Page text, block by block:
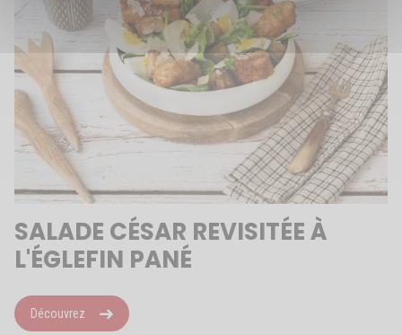
SALADE CÉSAR REVISITÉE À
L'ÉGLEFIN PANÉ
Découvrez